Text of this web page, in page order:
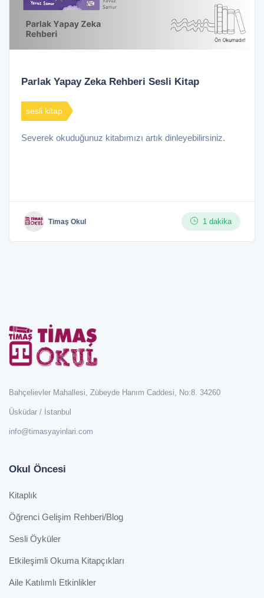
Parlak Yapay Zeka Rehberi Sesli Kitap
sesli kitap
Severek okuduğunuz kitabımızı artık dinleyebilirsiniz.
Timaş Okul 1 dakika
Bahçelievler Mahallesi, Zübeyde Hanım Caddesi, No:8. 34260
Üsküdar / İstanbul
info@timasyayinlari.com
Okul Öncesi
Kitaplık
Öğrenci Gelişim Rehberi/Blog
Sesli Öyküler
Etkileşimli Okuma Kitapçıkları
Aile Katılımlı Etkinlikler